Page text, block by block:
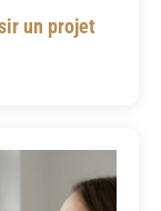
un projet